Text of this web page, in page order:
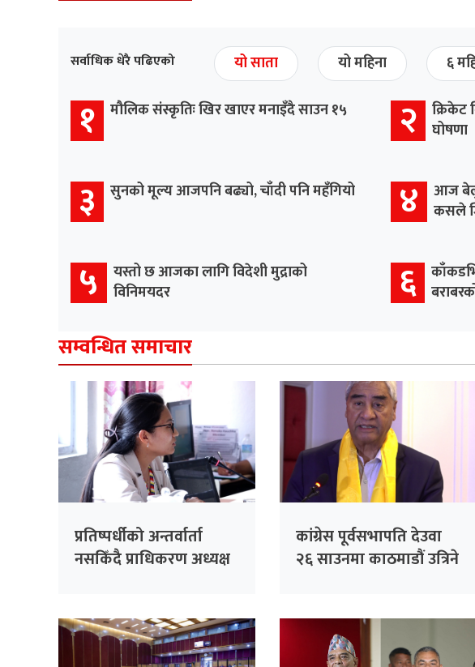
सर्वाधिक धेरै पढिएको यो साता यो महिना ६
१ मौलिक संस्कृतिः खिर खाएर मनाइँदै साउन १५ २ घोषणा
३ सुनको मूल्य आजपनि बढ्यो, चाँदी पनि महँगियो ४ आज
कसले
५ यस्तो छ आजका लागि विदेशी मुद्राको
विनिमयदर
६
सम्वन्धित समाचार
प्रतिष्पर्धीको अन्तर्वार्ता
नसकिँदै प्राधिकरण अध्यक्ष
कांग्रेस पूर्वसभापति देउवा
२६ साउनमा काठमाडौं उत्रिने